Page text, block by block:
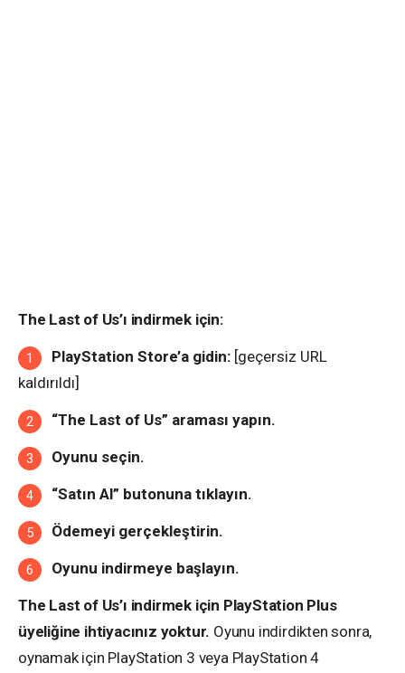
The Last of Us’ı indirmek için:
PlayStation Store’a gidin: [geçersiz URL
kaldırıldı]
“The Last of Us” araması yapın.
Oyunu seçin.
“Satın Al” butonuna tıklayın.
Ödemeyi gerçekleştirin.
Oyunu indirmeye başlayın.
The Last of Us’ı indirmek için PlayStation Plus
üyeliğine ihtiyacınız yoktur. Oyunu indirdikten sonra,
oynamak için PlayStation 3 veya PlayStation 4